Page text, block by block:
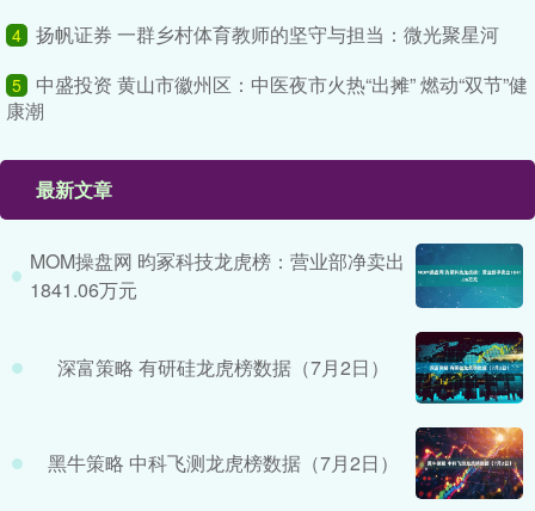
4 扬帆证券 一群乡村体育教师的坚守与担当：微光聚星河
5
中盛投资 黄山市徽州区：中医夜市火热“出摊” 燃动“双节”健
康潮
最新文章
MOM操盘网 昀冢科技龙虎榜：营业部净卖出
1841.06万元
深富策略 有研硅龙虎榜数据（7月2日）
黑牛策略 中科飞测龙虎榜数据（7月2日）